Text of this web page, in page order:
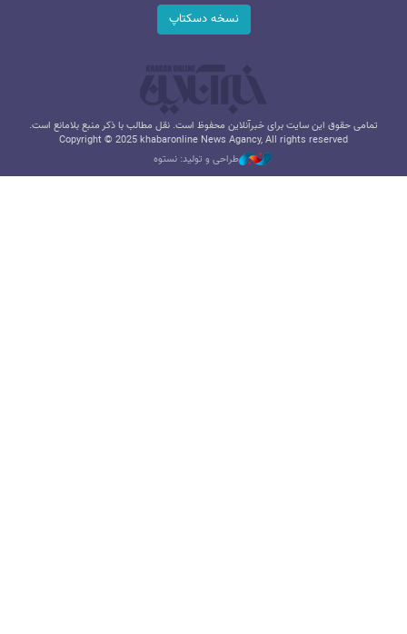
نسخه دسکتاپ
تمامی حقوق این سایت برای خبرآنلاین محفوظ است. نقل مطالب با ذکر منبع بلامانع است.
Copyright © 2025 khabaronline News Agancy, All rights reserved
طراحی و تولید: نستوه